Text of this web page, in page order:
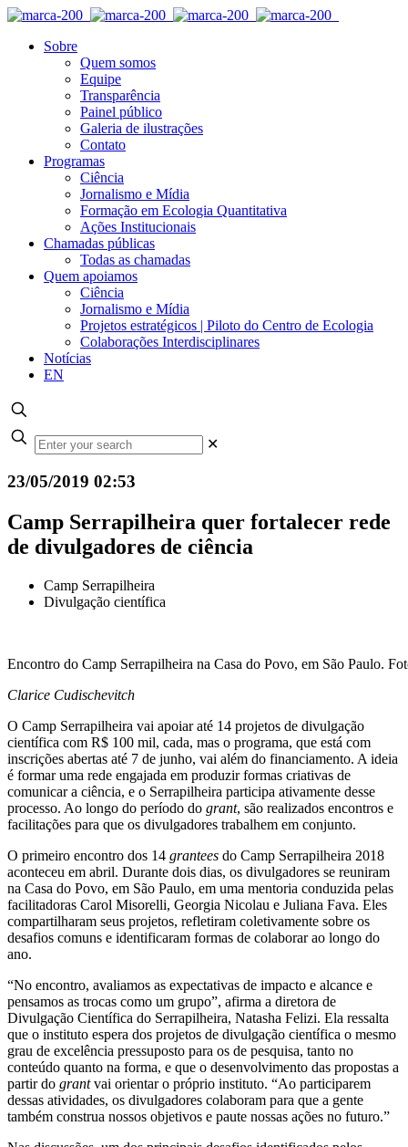
Sobre
Quem somos
Equipe
Transparência
Painel público
Galeria de ilustrações
Contato
Programas
Ciência
Jornalismo e Mídia
Formação em Ecologia Quantitativa
Ações Institucionais
Chamadas públicas
Todas as chamadas
Quem apoiamos
Ciência
Jornalismo e Mídia
Projetos estratégicos | Piloto do Centro de Ecologia
Colaborações Interdisciplinares
Notícias
EN
✕
23/05/2019 02:53
Camp Serrapilheira quer fortalecer rede
de divulgadores de ciência
Camp Serrapilheira
Divulgação científica
Encontro do Camp Serrapilheira na Casa do Povo, em São Paulo.
Clarice Cudischevitch
O Camp Serrapilheira vai apoiar até 14 projetos de divulgação
científica com R$ 100 mil, cada, mas o programa, que está com
inscrições abertas até 7 de junho, vai além do financiamento. A ideia
é formar uma rede engajada em produzir formas criativas de
comunicar a ciência, e o Serrapilheira participa ativamente desse
processo. Ao longo do período do grant, são realizados encontros e
facilitações para que os divulgadores trabalhem em conjunto.
O primeiro encontro dos 14 grantees do Camp Serrapilheira 2018
aconteceu em abril. Durante dois dias, os divulgadores se reuniram
na Casa do Povo, em São Paulo, em uma mentoria conduzida pelas
facilitadoras Carol Misorelli, Georgia Nicolau e Juliana Fava. Eles
compartilharam seus projetos, refletiram coletivamente sobre os
desafios comuns e identificaram formas de colaborar ao longo do
ano.
“No encontro, avaliamos as expectativas de impacto e alcance e
pensamos as trocas como um grupo”, afirma a diretora de
Divulgação Científica do Serrapilheira, Natasha Felizi. Ela ressalta
que o instituto espera dos projetos de divulgação científica o mesmo
grau de excelência pressuposto para os de pesquisa, tanto no
conteúdo quanto na forma, e que o desenvolvimento das propostas a
partir do grantvai orientar o próprio instituto. “Ao participarem
dessas atividades, os divulgadores colaboram para que a gente
também construa nossos objetivos e paute nossas ações no futuro.”